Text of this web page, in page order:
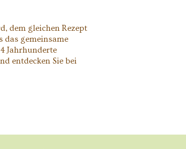
dem gleichen Rezept
das gemeinsame
Jahrhunderte
entdecken Sie bei